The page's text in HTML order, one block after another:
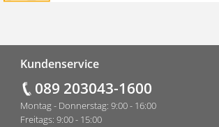
Kundenservice
089 203043-1600
Montag - Donnerstag: 9:00 - 16:00
Freitags: 9:00 - 15:00